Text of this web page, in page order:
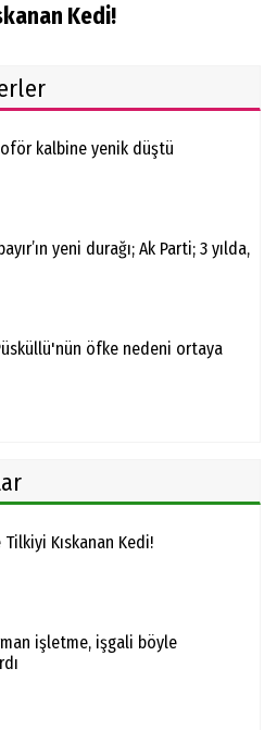
Kedi!
kalbine yenik düştü
yeni durağı; Ak Parti; 3 yılda,
öfke nedeni ortaya
Tilkiyi Kıskanan Kedi!
işletme, işgali böyle